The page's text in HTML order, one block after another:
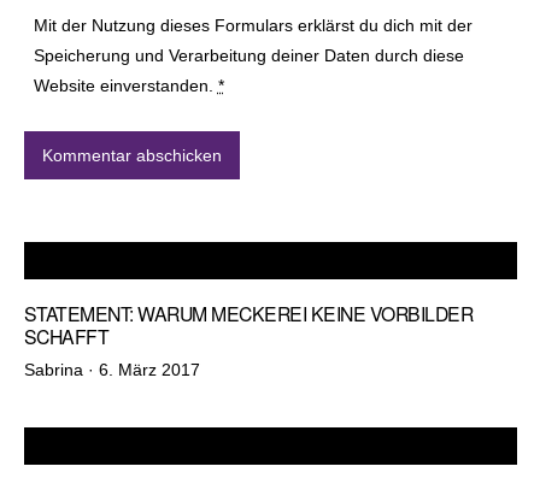
Mit der Nutzung dieses Formulars erklärst du dich mit der
Speicherung und Verarbeitung deiner Daten durch diese
Website einverstanden. *
STATEMENT: WARUM MECKEREI KEINE VORBILDER
SCHAFFT
Sabrina · Veröffentlicht
6. März 2017